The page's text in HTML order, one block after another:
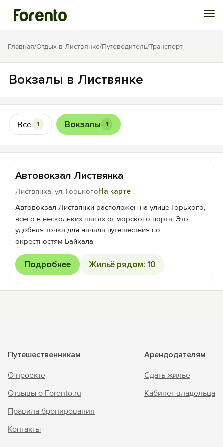
Войти
История просмотра
Добавить свой объект
Главная/Отдых в Листвянке/Путеводитель/Транспорт
Вокзалы в Листвянке
Все 1 Вокзалы 1
Автовокзал Листвянка
Листвянка, ул. ГорькогоНа карте
Автовокзал Листвянки расположен на улице Горького,
всего в нескольких шагах от морского порта. Это
удобная точка для начала путешествия по
окрестностям Байкала
Подробнее Жильё рядом: 10
Путешественникам
О проекте
Отзывы о Forento.ru
Правила бронирования
Контакты
Арендодателям
Сдать жильё
Кабинет владельца